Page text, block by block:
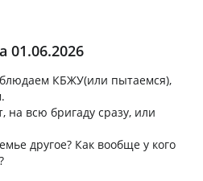
01.06.2026
КБЖУ(или пытаемся),
на всю бригаду сразу, или
другое? Как вообще у кого